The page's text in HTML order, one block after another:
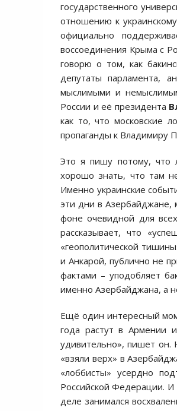
государственного
отношению к
официально
воссоединения Крыма с
говорю о том, как
депутаты парламента,
мыслимыми и
России и её президента
как то, что московские
пропаганды к Владимиру
Это я пишу потому, что
хорошо знать, что там
Именно украинские
эти дни в Азербайджане,
фоне очевидной для
рассказывает, что
«геополитической
и Анкарой, публично не
фактами – уподобляет
именно Азербайджана, а
Ещё один интересный
года растут в Армении
удивительно», пишет он.
«взяли верх» в
«лоббисты» усердно
Российской Федерации. И
деле занимался